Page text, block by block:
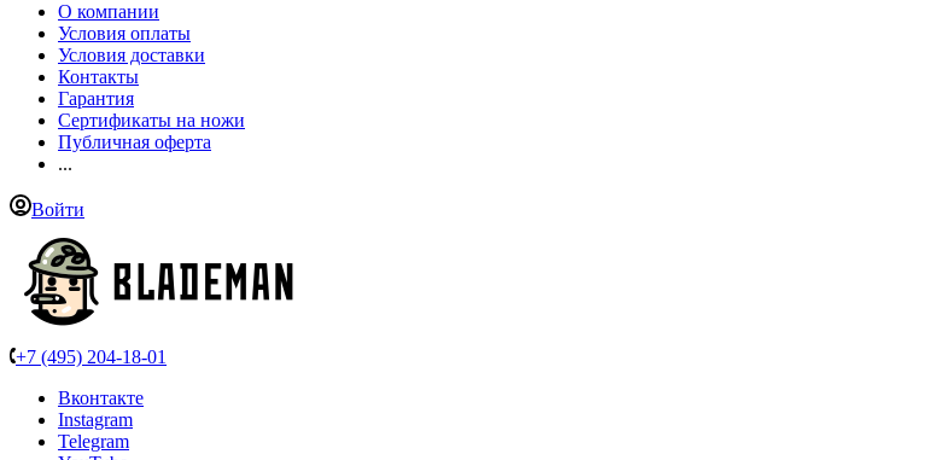
О компании
Условия оплаты
Условия доставки
Контакты
Гарантия
Сертификаты на ножи
Публичная оферта
...
Войти
+7 (495) 204-18-01
Вконтакте
Instagram
Telegram